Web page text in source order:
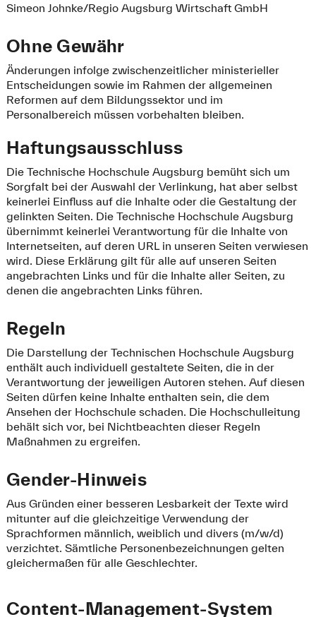
Simeon Johnke/Regio Augsburg Wirtschaft GmbH
Ohne Gewähr
Änderungen infolge zwischenzeitlicher ministerieller
Entscheidungen sowie im Rahmen der allgemeinen
Reformen auf dem Bildungssektor und im
Personalbereich müssen vorbehalten bleiben.
Haftungsausschluss
Die Technische Hochschule Augsburg bemüht sich um
Sorgfalt bei der Auswahl der Verlinkung, hat aber selbst
keinerlei Einfluss auf die Inhalte oder die Gestaltung der
gelinkten Seiten. Die Technische Hochschule Augsburg
übernimmt keinerlei Verantwortung für die Inhalte von
Internetseiten, auf deren URL in unseren Seiten verwiesen
wird. Diese Erklärung gilt für alle auf unseren Seiten
angebrachten Links und für die Inhalte aller Seiten, zu
denen die angebrachten Links führen.
Regeln
Die Darstellung der Technischen Hochschule Augsburg
enthält auch individuell gestaltete Seiten, die in der
Verantwortung der jeweiligen Autoren stehen. Auf diesen
Seiten dürfen keine Inhalte enthalten sein, die dem
Ansehen der Hochschule schaden. Die Hochschulleitung
behält sich vor, bei Nichtbeachten dieser Regeln
Maßnahmen zu ergreifen.
Gender-Hinweis
Aus Gründen einer besseren Lesbarkeit der Texte wird
mitunter auf die gleichzeitige Verwendung der
Sprachformen männlich, weiblich und divers (m/w/d)
verzichtet. Sämtliche Personenbezeichnungen gelten
gleichermaßen für alle Geschlechter.
Content-Management-System